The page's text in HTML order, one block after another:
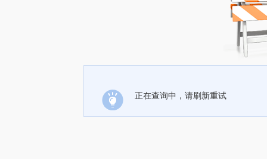
正在查询中，请刷新重试